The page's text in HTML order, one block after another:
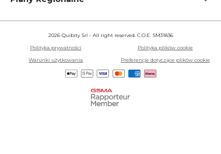
2026 Quibity Srl - All right reserved. C.O.E. SM31836
Polityka prywatności
Polityka plików cookie
Warunki użytkowania
Preferencje dotyczące plików cookie